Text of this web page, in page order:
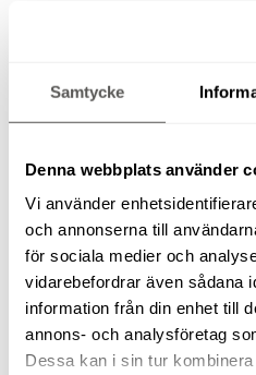
Samtycke
Denna webbplats använder
Vi använder
och annonserna till
för sociala medier och
vidarebefordrar även sådana
information från din enhet till
annons- och analysföretag
Dessa kan i sin tur
Betongfundament
Drift
El 63A (max 50m längd
RELATERADE